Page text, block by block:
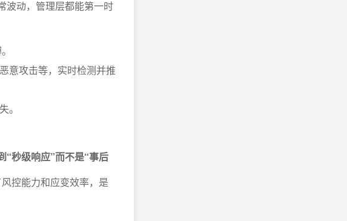
波动，管理层都能第一时
意攻击等，实时检测并推
。
“秒级响应”而不是“事后
控能力和应变效率，是